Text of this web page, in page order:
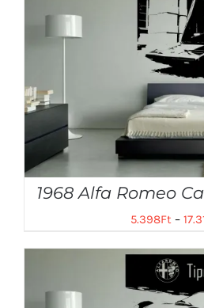
1968 Alfa Romeo
5.398Ft–